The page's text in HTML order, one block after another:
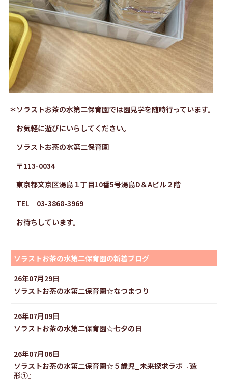
＊ソラストお茶の水第二保育園では園見学を随時行っています。
お気軽に遊びにいらしてください。
ソラストお茶の水第二保育園
〒113-0034
東京都文京区湯島１丁目10番5号湯島D＆Aビル２階
TEL 03-3868-3969
お待ちしています。
ソラストお茶の水第二保育園の新着ブログ
26年07月29日
ソラストお茶の水第二保育園☆なつまつり
26年07月09日
ソラストお茶の水第二保育園☆七夕の日
26年07月06日
ソラストお茶の水第二保育園☆５歳児_未来探求ラボ『造
形①』